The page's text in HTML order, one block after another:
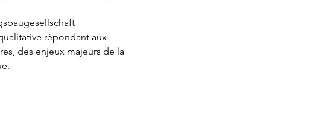
répondant aux
des enjeux majeurs de la